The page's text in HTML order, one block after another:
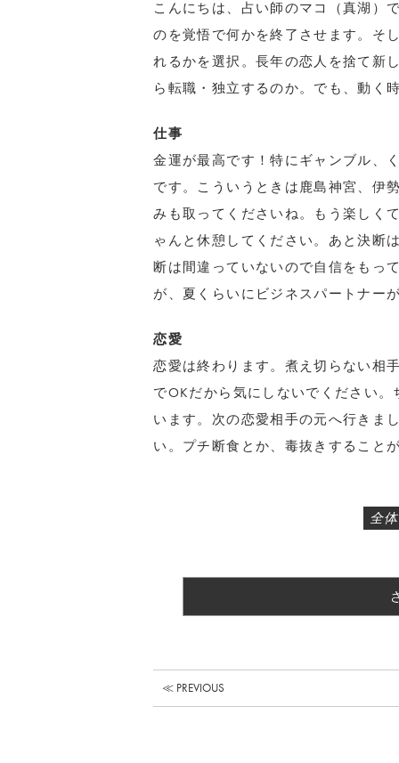
こんにちは、占い師のマコ（真湖）
のを覚悟で何かを終了させます。そ
れるかを選択。長年の恋人を捨て新
ら転職・独立するのか。でも、動く
仕事
金運が最高です！特にギャンブル、
です。こういうときは鹿島神宮、伊
みも取ってくださいね。もう楽しく
ゃんと休憩してください。あと決断
断は間違っていないので自信をもっ
が、夏くらいにビジネスパートナー
恋愛
恋愛は終わります。煮え切らない相
でOKだから気にしないでください
います。次の恋愛相手の元へ行きま
い。プチ断食とか、毒抜きすること
全
≪ PREVIOUS